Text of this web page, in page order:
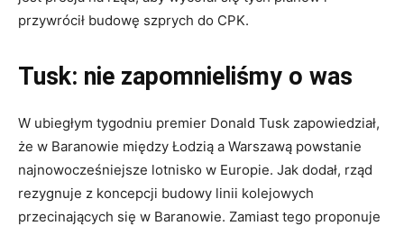
przywrócił budowę szprych do CPK.
Tusk: nie zapomnieliśmy o was
W ubiegłym tygodniu premier Donald Tusk zapowiedział,
że w Baranowie między Łodzią a Warszawą powstanie
najnowocześniejsze lotnisko w Europie. Jak dodał, rząd
rezygnuje z koncepcji budowy linii kolejowych
przecinających się w Baranowie. Zamiast tego proponuje